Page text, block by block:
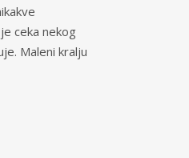
ceka nekog
Maleni kralju